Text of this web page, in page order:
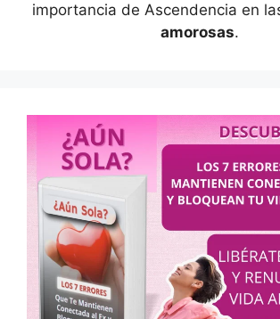
importancia de Ascendencia en
amorosas.